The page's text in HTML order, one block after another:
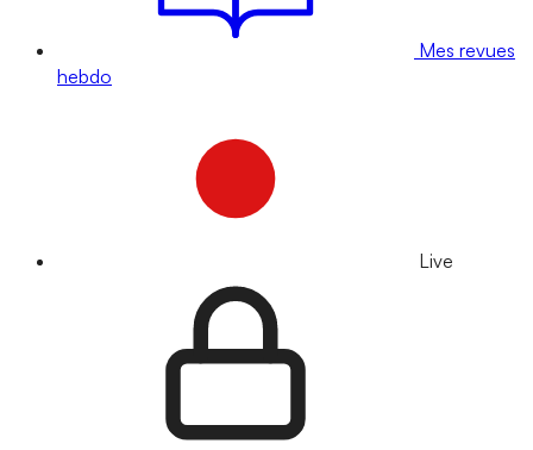
Mes revues
hebdo
Live